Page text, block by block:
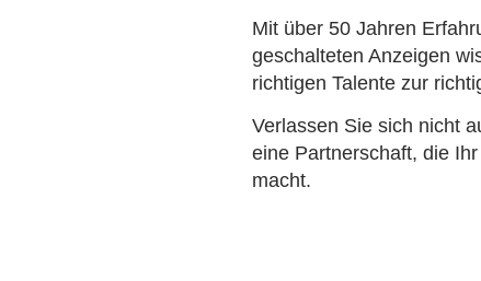
Mit über 50 Jahren
geschalteten Anzeigen
richtigen Talente zur
Verlassen Sie sich nicht
eine Partnerschaft, die
macht.